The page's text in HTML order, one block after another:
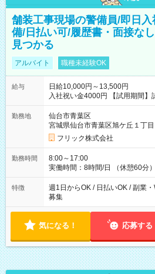
舗装工事現場の警備員/即日
備/日払い可/履歴書・面接な
見つかる
アルバイト 職種未経験OK
給与
日給10,000円～13,500円
入社祝い金4000円 【
勤務地
仙台市青葉区
宮城県仙台市青葉区旭ケ丘１丁
フリック株式会社
勤務時間
8:00～17:00
実働時間：8時間/日 （休憩60分） 残
募集は行っておりません。予め
特徴
週1日からOK / 日払いOK / 副業
募集
気になる！ 応募する